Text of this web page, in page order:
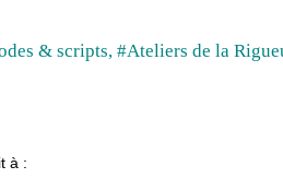
& scripts, #Ateliers de la
à :